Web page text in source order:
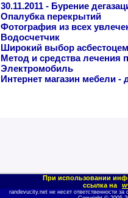
30.11.2011 - Бурение
Опалубка перекрытий
Фотография из всех
Водосчетчик
Широкий выбор
Метод и средства лечения
Электромобиль
Интернет магазин мебели
При использовании
ссылка на
randevucity.net не несет ответственности